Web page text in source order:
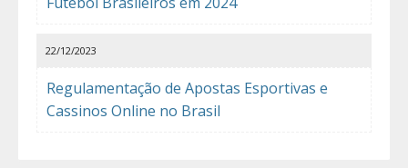
Regulamentação de Apostas Esportivas e
Cassinos Online no Brasil
22/12/2023